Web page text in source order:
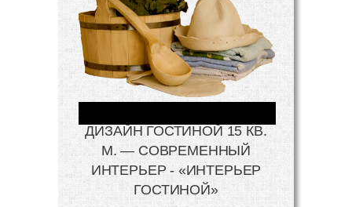
ДИЗАЙН ГОСТИНОЙ 15 КВ.
М. — СОВРЕМЕННЫЙ
ИНТЕРЬЕР - «ИНТЕРЬЕР
ГОСТИНОЙ»